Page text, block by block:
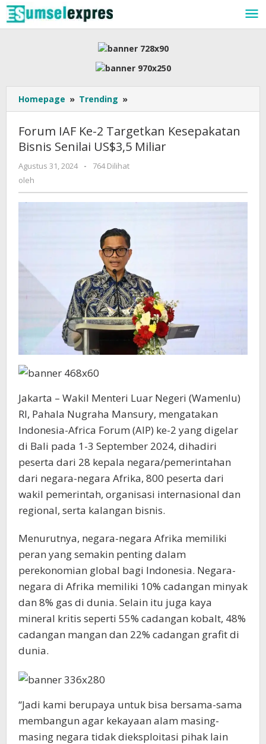
Lewati
ke
konten
Homepage » Trending »
IAF
2
Targetkan
Forum IAF Ke-2 Targetkan Kesepakatan
Bisnis Senilai US$3,5 Miliar
Agustus 31, 2024 oleh
-
764 Dilihat
oleh
Jakarta – Wakil Menteri Luar Negeri (Wamenlu)
RI, Pahala Nugraha Mansury, mengatakan
Indonesia-Africa Forum (AIP) ke-2 yang digelar
di Bali pada 1-3 September 2024, dihadiri
peserta dari 28 kepala negara/pemerintahan
dari negara-negara Afrika, 800 peserta dari
wakil pemerintah, organisasi internasional dan
regional, serta kalangan bisnis.
Menurutnya, negara-negara Afrika memiliki
peran yang semakin penting dalam
perekonomian global bagi Indonesia. Negara-
negara di Afrika memiliki 10% cadangan minyak
dan 8% gas di dunia. Selain itu juga kaya
mineral kritis seperti 55% cadangan kobalt, 48%
cadangan mangan dan 22% cadangan grafit di
dunia.
“Jadi kami berupaya untuk bisa bersama-sama
membangun agar kekayaan alam masing-
masing negara tidak dieksploitasi pihak lain